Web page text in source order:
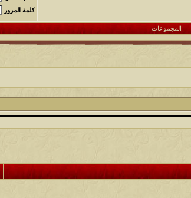
كلمة المرور
المجموعات